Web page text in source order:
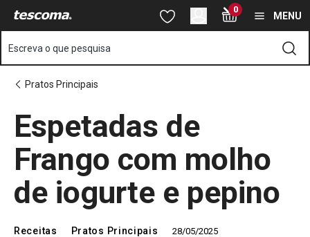
Está na página Espetadas de Frango com molho de iogurte e
Saltar para o conteúdo principal
Saltar para a pesquisa
Saltar para a navegação 0
MENU
Escreva o que pesquisa
Pratos Principais
Espetadas de
Frango com molho
de iogurte e pepino
Receitas Pratos Principais 28/05/2025